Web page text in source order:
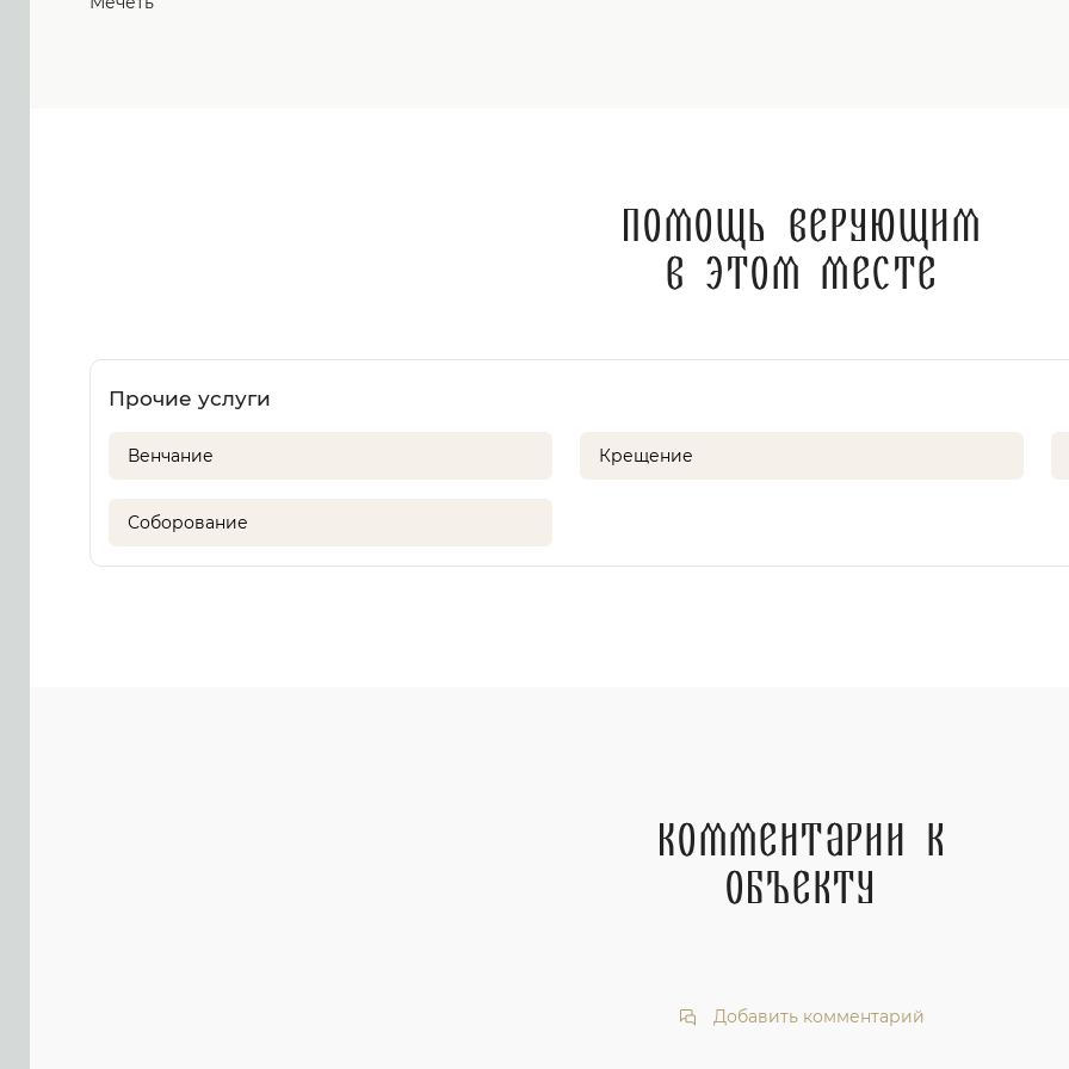
Помощь верующим
в этом месте
Прочие услуги
Венчание Крещение
Соборование
Комментарии к
объекту
Добавить комментарий